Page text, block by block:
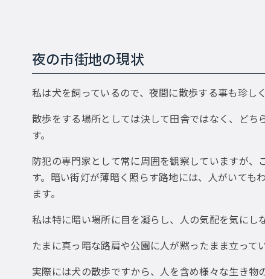
夜の市街地の現状
私は犬を飼っているので、夜間に散歩する事も珍し
散歩をする場所としては決して田舎ではなく、ど
す。
防犯の専門家として常に周囲を観察していますが
す。暗い街灯が薄暗く照らす路地には、人がいて
ます。
私は特に暗い場所に目を凝らし、人の気配を気にし
たまに真っ暗な路肩や公園に人が黙ったまま立って
実際には犬の散歩ですから、人を含め様々な生き